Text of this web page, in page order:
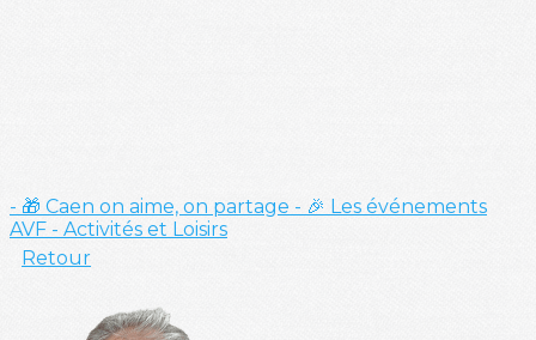
- 🎁 Caen on aime, on partage - 🎉 Les événements
AVF - Activités et Loisirs
Retour